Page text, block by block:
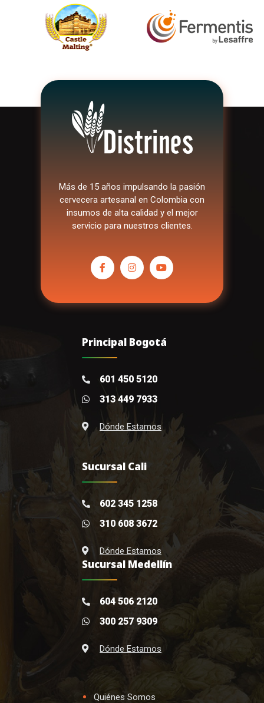
Más de 15 años impulsando la pasión
cervecera artesanal en Colombia con
insumos de alta calidad y el mejor
servicio para nuestros clientes.
Principal Bogotá
601 450 5120
313 449 7933
Dónde Estamos
Sucursal Cali
602 345 1258
310 608 3672
Dónde Estamos
Sucursal Medellín
604 506 2120
300 257 9309
Dónde Estamos
Quiénes Somos